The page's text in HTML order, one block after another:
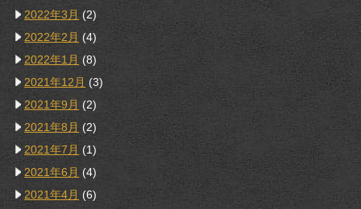
2022年3月 (2)
2022年2月 (4)
2022年1月 (8)
2021年12月 (3)
2021年9月 (2)
2021年8月 (2)
2021年7月 (1)
2021年6月 (4)
2021年4月 (6)